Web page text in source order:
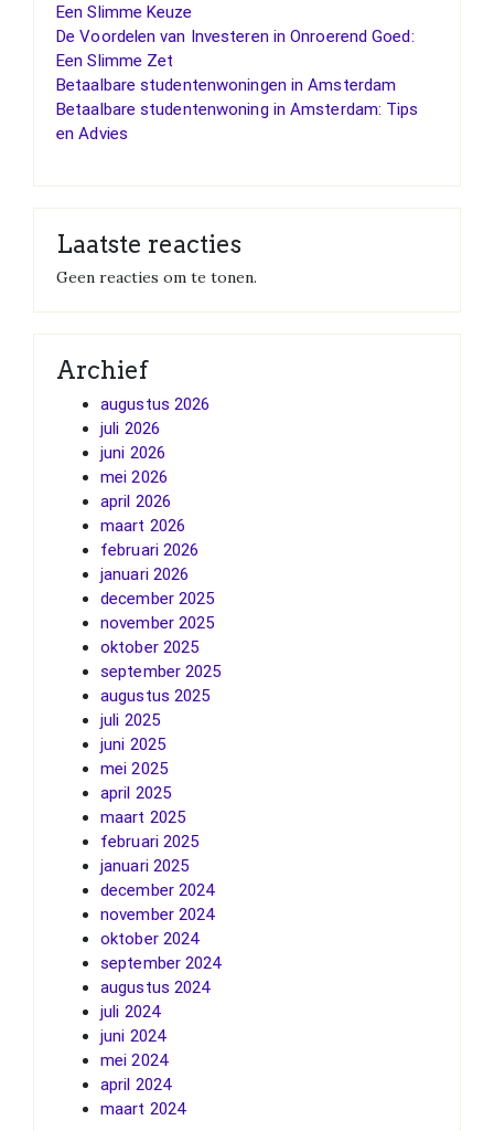
Een Slimme Keuze
De Voordelen van Investeren in Onroerend Goed:
Een Slimme Zet
Betaalbare studentenwoningen in Amsterdam
Betaalbare studentenwoning in Amsterdam: Tips
en Advies
Laatste reacties
Geen reacties om te tonen.
Archief
augustus 2026
juli 2026
juni 2026
mei 2026
april 2026
maart 2026
februari 2026
januari 2026
december 2025
november 2025
oktober 2025
september 2025
augustus 2025
juli 2025
juni 2025
mei 2025
april 2025
maart 2025
februari 2025
januari 2025
december 2024
november 2024
oktober 2024
september 2024
augustus 2024
juli 2024
juni 2024
mei 2024
april 2024
maart 2024